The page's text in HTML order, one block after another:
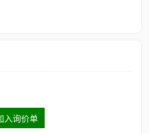
入询价单